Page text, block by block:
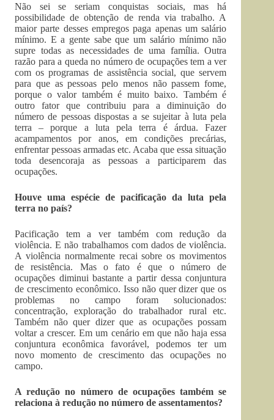
Não sei se seriam conquistas sociais, mas há
possibilidade de obtenção de renda via trabalho. A
maior parte desses empregos paga apenas um salário
mínimo. E a gente sabe que um salário mínimo não
supre todas as necessidades de uma família. Outra
razão para a queda no número de ocupações tem a ver
com os programas de assistência social, que servem
para que as pessoas pelo menos não passem fome,
porque o valor também é muito baixo. Também é
outro fator que contribuiu para a diminuição do
número de pessoas dispostas a se sujeitar à luta pela
terra – porque a luta pela terra é árdua. Fazer
acampamentos por anos, em condições precárias,
enfrentar pessoas armadas etc. Acaba que essa situação
toda desencoraja as pessoas a participarem das
ocupações.
Houve uma espécie de pacificação da luta pela
terra no país?
Pacificação tem a ver também com redução da
violência. E não trabalhamos com dados de violência.
A violência normalmente recai sobre os movimentos
de resistência. Mas o fato é que o número de
ocupações diminui bastante a partir dessa conjuntura
de crescimento econômico. Isso não quer dizer que os
problemas no campo foram solucionados:
concentração, exploração do trabalhador rural etc.
Também não quer dizer que as ocupações possam
voltar a crescer. Em um cenário em que não haja essa
conjuntura econômica favorável, podemos ter um
novo momento de crescimento das ocupações no
campo.
A redução no número de ocupações também se
relaciona à redução no número de assentamentos?